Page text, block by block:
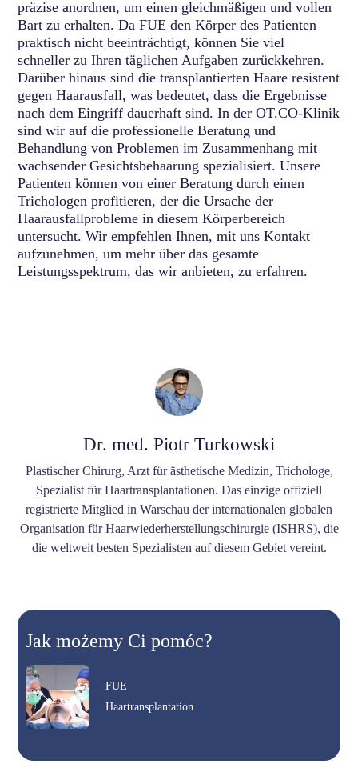
präzise anordnen, um einen gleichmäßigen und vollen
Bart zu erhalten. Da FUE den Körper des Patienten
praktisch nicht beeinträchtigt, können Sie viel
schneller zu Ihren täglichen Aufgaben zurückkehren.
Darüber hinaus sind die transplantierten Haare resistent
gegen Haarausfall, was bedeutet, dass die Ergebnisse
nach dem Eingriff dauerhaft sind. In der OT.CO-Klinik
sind wir auf die professionelle Beratung und
Behandlung von Problemen im Zusammenhang mit
wachsender Gesichtsbehaarung spezialisiert. Unsere
Patienten können von einer Beratung durch einen
Trichologen profitieren, der die Ursache der
Haarausfallprobleme in diesem Körperbereich
untersucht. Wir empfehlen Ihnen, mit uns Kontakt
aufzunehmen, um mehr über das gesamte
Leistungsspektrum, das wir anbieten, zu erfahren.
Dr. med. Piotr Turkowski
Plastischer Chirurg, Arzt für ästhetische Medizin, Trichologe,
Spezialist für Haartransplantationen. Das einzige offiziell
registrierte Mitglied in Warschau der internationalen globalen
Organisation für Haarwiederherstellungschirurgie (ISHRS), die
die weltweit besten Spezialisten auf diesem Gebiet vereint.
Jak możemy Ci pomóc?
FUE
Haartransplantation